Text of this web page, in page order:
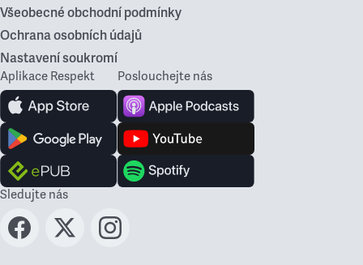
Všeobecné obchodní podmínky
Ochrana osobních údajů
Nastavení soukromí
Aplikace Respekt Poslouchejte nás
Sledujte nás